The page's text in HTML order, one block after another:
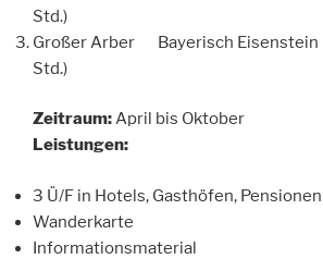
Std.)
Großer Arber Bayerisch Eisenstein
Std.)
Zeitraum:April bis Oktober
Leistungen:
3 Ü/F in Hotels, Gasthöfen,
Wanderkarte
Informationsmaterial